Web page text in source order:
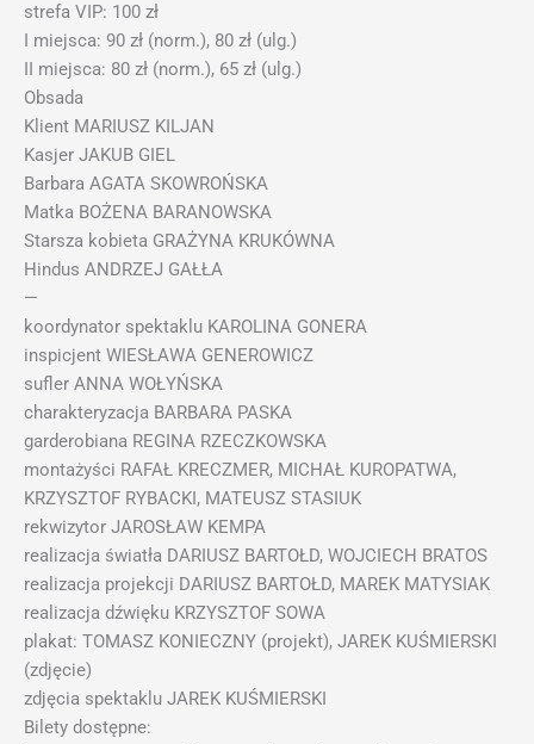
strefa VIP: 100 zł
I miejsca: 90 zł (norm.), 80 zł (ulg.)
II miejsca: 80 zł (norm.), 65 zł (ulg.)
Obsada
Klient MARIUSZ KILJAN
Kasjer JAKUB GIEL
Barbara AGATA SKOWROŃSKA
Matka BOŻENA BARANOWSKA
Starsza kobieta GRAŻYNA KRUKÓWNA
Hindus ANDRZEJ GAŁŁA
—
koordynator spektaklu KAROLINA GONERA
inspicjent WIESŁAWA GENEROWICZ
sufler ANNA WOŁYŃSKA
charakteryzacja BARBARA PASKA
garderobiana REGINA RZECZKOWSKA
montażyści RAFAŁ KRECZMER, MICHAŁ KUROPATWA,
KRZYSZTOF RYBACKI, MATEUSZ STASIUK
rekwizytor JAROSŁAW KEMPA
realizacja światła DARIUSZ BARTOŁD, WOJCIECH BRATOS
realizacja projekcji DARIUSZ BARTOŁD, MAREK MATYSIAK
realizacja dźwięku KRZYSZTOF SOWA
plakat: TOMASZ KONIECZNY (projekt), JAREK KUŚMIERSKI
(zdjęcie)
zdjęcia spektaklu JAREK KUŚMIERSKI
Bilety dostępne: